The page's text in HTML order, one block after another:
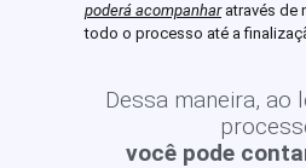
poderá acompanharatravés de
todo o processo até a
Dessa maneira, ao
você pode